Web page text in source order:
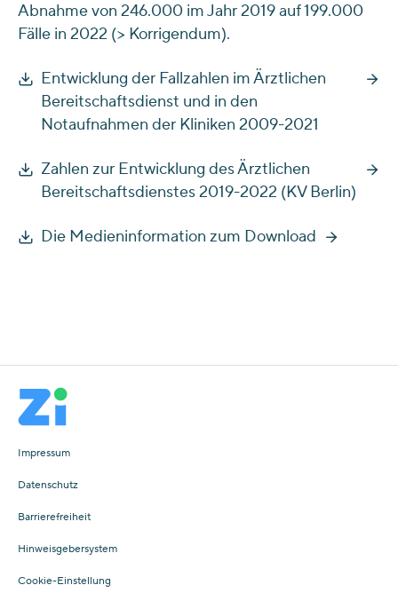
Abnahme von 246.000 im Jahr 2019 auf 199.000
Fälle in 2022 (> Korrigendum).
Entwicklung der Fallzahlen im Ärztlichen
Bereitschaftsdienst und in den
Notaufnahmen der Kliniken 2009-2021
Zahlen zur Entwicklung des Ärztlichen
Bereitschaftsdienstes 2019-2022 (KV Berlin)
Die Medieninformation zum Download
Impressum
Datenschutz
Barrierefreiheit
Hinweisgebersystem
Cookie-Einstellung